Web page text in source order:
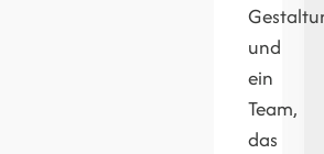
und
ein
Team,
das